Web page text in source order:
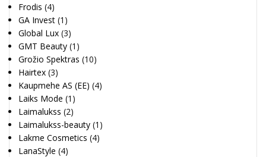
Frodis (4)
GA Invest (1)
Global Lux (3)
GMT Beauty (1)
Grožio Spektras (10)
Hairtex (3)
Kaupmehe AS (EE) (4)
Laiks Mode (1)
Laimalukss (2)
Laimalukss-beauty (1)
Lakme Cosmetics (4)
LanaStyle (4)